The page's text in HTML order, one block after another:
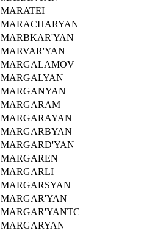
MARATEI
MARACHARYAN
MARBKAR'YAN
MARVAR'YAN
MARGALAMOV
MARGALYAN
MARGANYAN
MARGARAM
MARGARAYAN
MARGARBYAN
MARGARD'YAN
MARGAREN
MARGARLI
MARGARSYAN
MARGAR'YAN
MARGAR'YANTC
MARGARYAN